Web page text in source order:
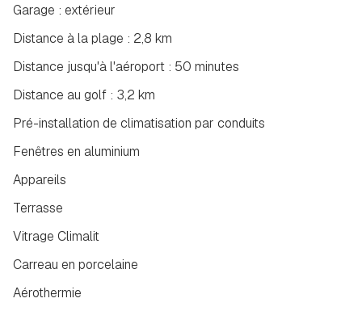
Garage : extérieur
Distance à la plage : 2,8 km
Distance jusqu'à l'aéroport : 50 minutes
Distance au golf : 3,2 km
Pré-installation de climatisation par conduits
Fenêtres en aluminium
Appareils
Terrasse
Vitrage Climalit
Carreau en porcelaine
Aérothermie